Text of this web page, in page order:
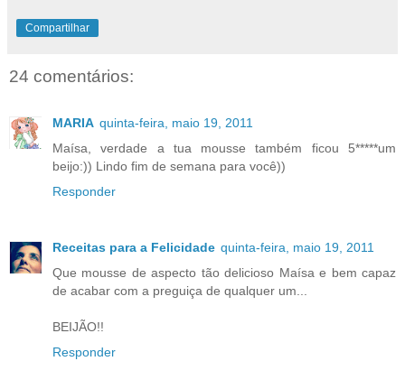
Compartilhar
24 comentários:
MARIA quinta-feira, maio 19, 2011
Maísa, verdade a tua mousse também ficou 5*****um
beijo:)) Lindo fim de semana para você))
Responder
Receitas para a Felicidade quinta-feira, maio 19, 2011
Que mousse de aspecto tão delicioso Maísa e bem capaz
de acabar com a preguiça de qualquer um...
BEIJÃO!!
Responder